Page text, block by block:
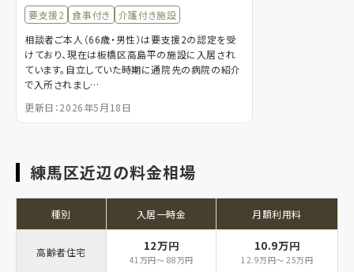
要支援2 食事付き
介護付き施設
相談者ご本人（66歳・男性）は要支援2の認定を受
けており、現在は板橋区高島平の施設に入居され
ています。自立していた時期に通院先の病院の紹介
で入所されまし…
更新日：2026年5月18日
練馬区近辺の料金相場
種別 入居一時金 月額利用料
高齢者住宅 12万円
41万円～ 88万円
10.9万円
12.9万円～ 25万円